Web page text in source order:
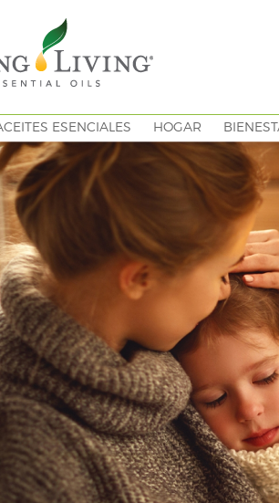
ESENCIALES HOGAR